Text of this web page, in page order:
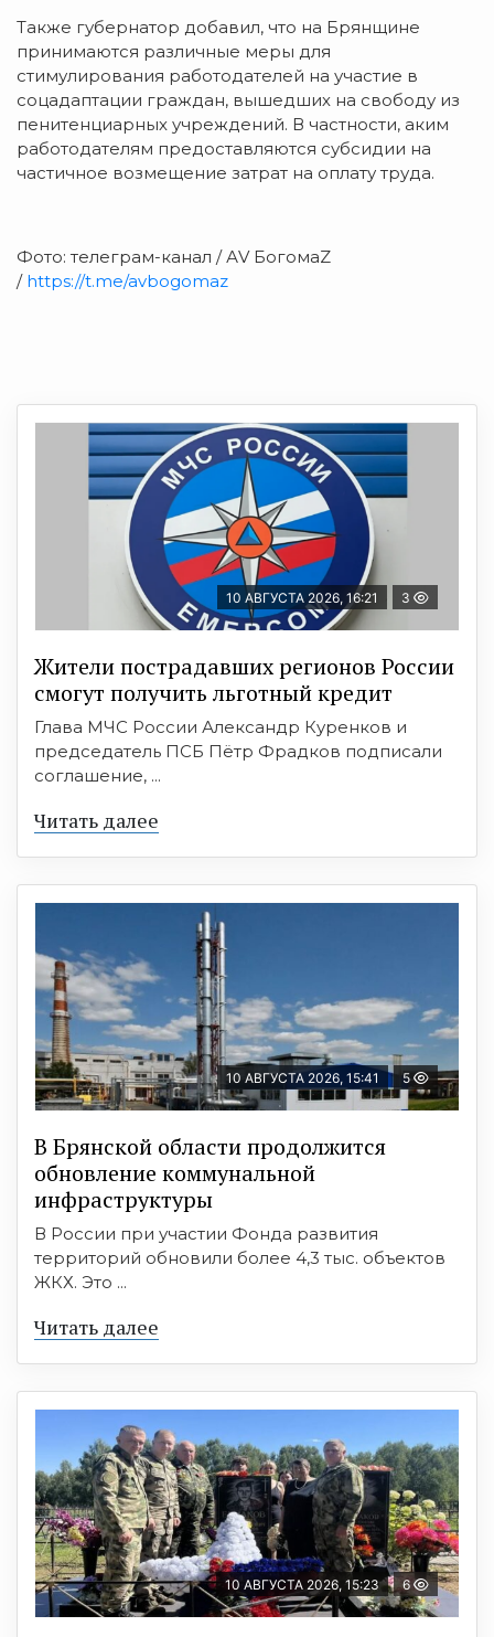
Также губернатор добавил, что на Брянщине
принимаются различные меры для
стимулирования работодателей на участие в
соцадаптации граждан, вышедших на свободу из
пенитенциарных учреждений. В частности, аким
работодателям предоставляются субсидии на
частичное возмещение затрат на оплату труда.
Фото: телеграм-канал / АV БогомаZ
/ https://t.me/avbogomaz
10 АВГУСТА 2026, 16:21 3
Жители пострадавших регионов России
смогут получить льготный кредит
Глава МЧС России Александр Куренков и
председатель ПСБ Пётр Фрадков подписали
соглашение, ...
Читать далее
10 АВГУСТА 2026, 15:41 5
В Брянской области продолжится
обновление коммунальной
инфраструктуры
В России при участии Фонда развития
территорий обновили более 4,3 тыс. объектов
ЖКХ. Это ...
Читать далее
10 АВГУСТА 2026, 15:23 6